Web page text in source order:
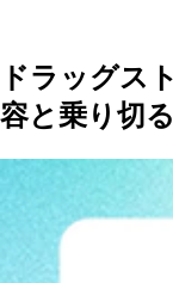
ドラッグス
容と乗り切